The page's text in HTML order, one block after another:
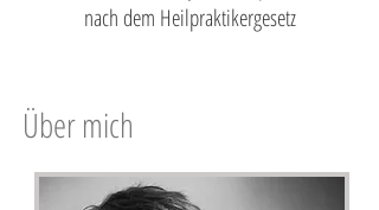
nach dem Heilpraktikergesetz
Über mich